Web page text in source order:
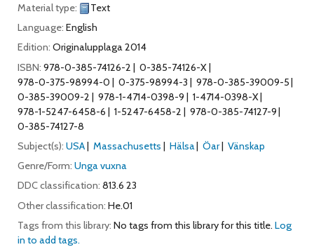
Material type:
Text
Language: English
Edition: Originalupplaga 2014
ISBN: 978-0-385-74126-2
0-385-74126-X
978-0-375-98994-0
0-375-98994-3
978-0-385-39009-5
0-385-39009-2
978-1-4714-0398-9
1-4714-0398-X
978-1-5247-6458-6
1-5247-6458-2
978-0-385-74127-9
0-385-74127-8
Subject(s): USA Massachusetts Hälsa Öar
Vänskap
Genre/Form: Unga vuxna
DDC classification: 813.6 23
Other classification: He.01
Tags from this library: No tags from this library for this title. Log
in to add tags.